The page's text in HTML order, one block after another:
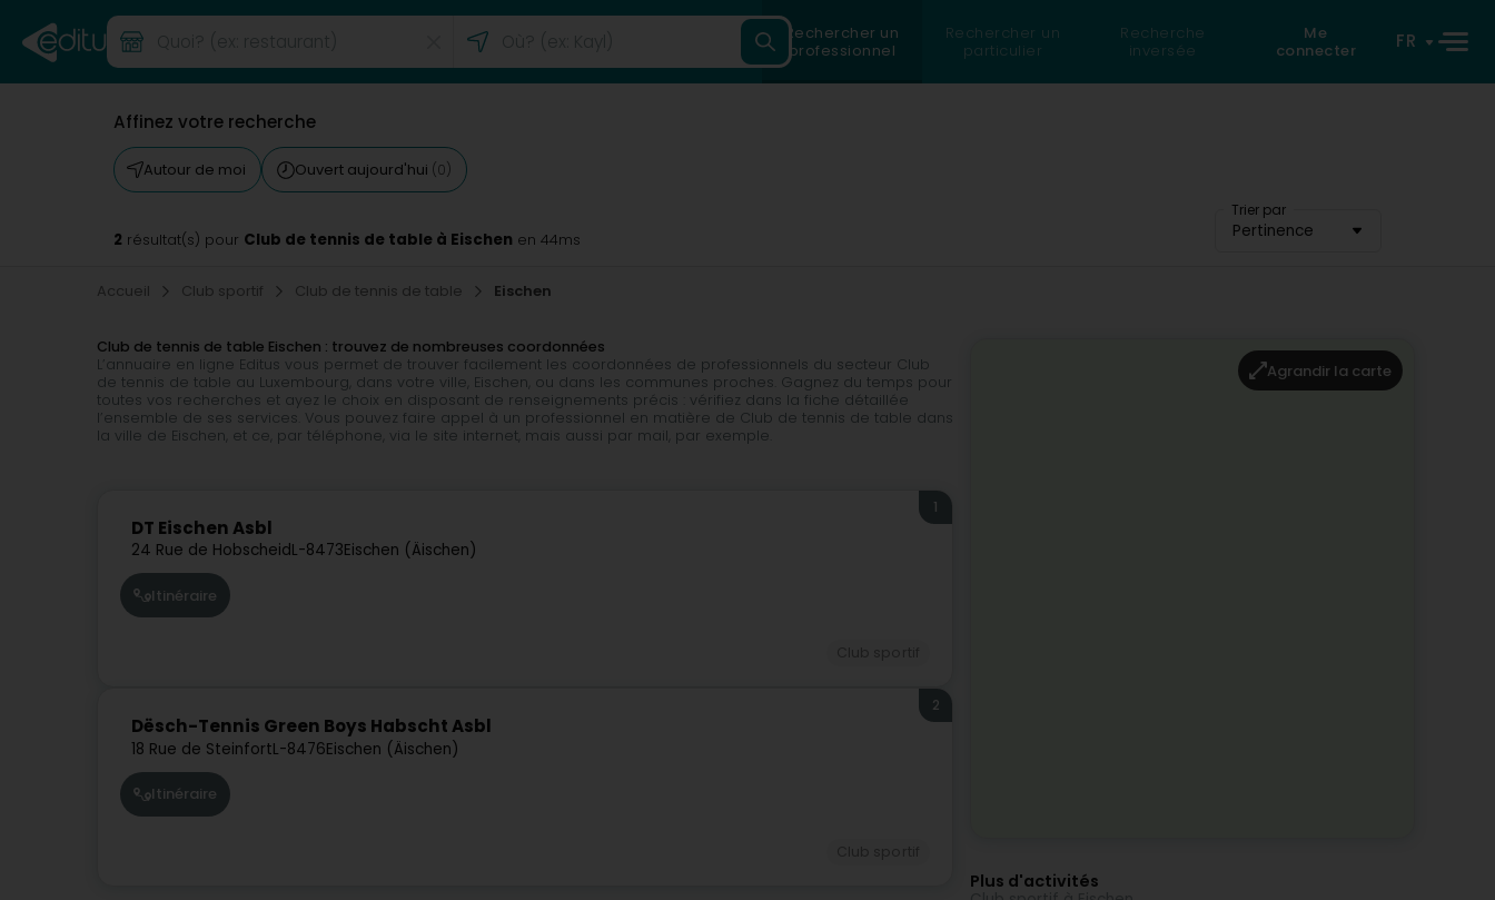
Rechercher un
professionnel
Rechercher un
particulier
Recherche
inversée
Me
connecter
FR
Affinez votre recherche
Autour de moi Ouvert aujourd'hui (0)
Trier par
Pertinence
2 résultat(s) pour Club de tennis de table à Eischen en 44ms
Accueil Club sportif Club de tennis de table Eischen
Club de tennis de table Eischen : trouvez de nombreuses coordonnées
L’annuaire en ligne Editus vous permet de trouver facilement les coordonnées de professionnels du secteur Club
de tennis de table au Luxembourg, dans votre ville, Eischen, ou dans les communes proches. Gagnez du temps pour
toutes vos recherches et ayez le choix en disposant de renseignements précis : vérifiez dans la fiche détaillée
l’ensemble de ses services. Vous pouvez faire appel à un professionnel en matière de Club de tennis de table dans
la ville de Eischen, et ce, par téléphone, via le site internet, mais aussi par mail, par exemple.
DT Eischen Asbl
24 Rue de HobscheidL-8473Eischen (Äischen)
1
Itinéraire
Dësch-Tennis Green Boys Habscht Asbl
18 Rue de SteinfortL-8476Eischen (Äischen)
2
Itinéraire
Agrandir la carte
Plus d'activités